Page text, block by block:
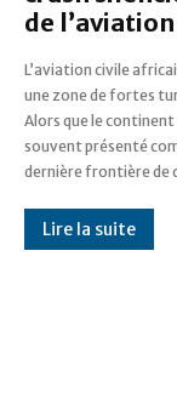
de
L’aviation civile
une zone de fortes
Alors que le
souvent présenté
dernière frontière de
pour le transport
ses propres
étouffent sous un paradoxe
demande en hausse,
Lire la suite